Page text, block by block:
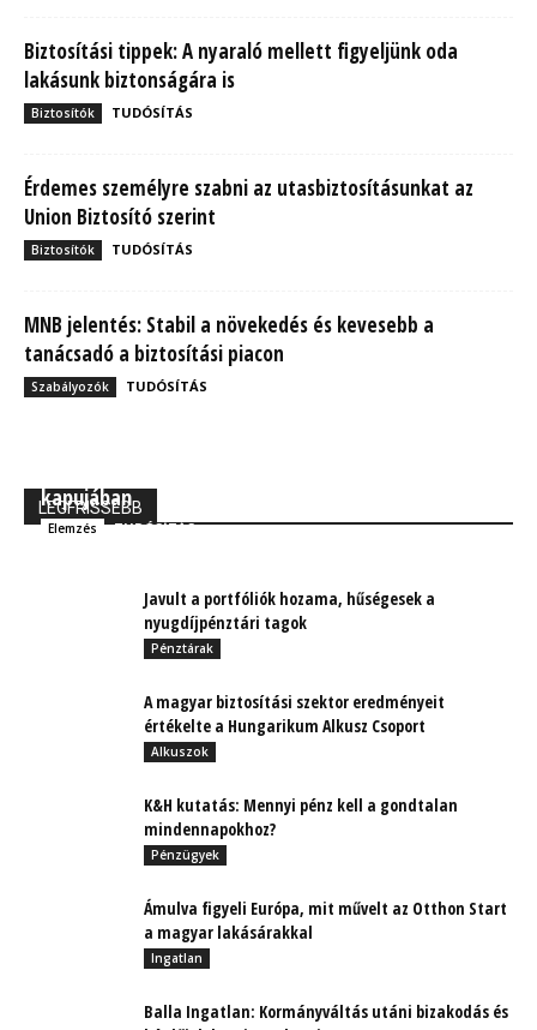
Biztosítási tippek: A nyaraló mellett figyeljünk oda
lakásunk biztonságára is
Biztosítók TUDÓSÍTÁS
Érdemes személyre szabni az utasbiztosításunkat az
Union Biztosító szerint
Biztosítók TUDÓSÍTÁS
MNB jelentés: Stabil a növekedés és kevesebb a
tanácsadó a biztosítási piacon
Szabályozók TUDÓSÍTÁS
LEGFRISSEBB
kapujában
Elemzés TUDÓSÍTÁS
Javult a portfóliók hozama, hűségesek a
nyugdíjpénztári tagok
Pénztárak
A magyar biztosítási szektor eredményeit
értékelte a Hungarikum Alkusz Csoport
Alkuszok
K&H kutatás: Mennyi pénz kell a gondtalan
mindennapokhoz?
Pénzügyek
Ámulva figyeli Európa, mit művelt az Otthon Start
a magyar lakásárakkal
Ingatlan
Balla Ingatlan: Kormányváltás utáni bizakodás és